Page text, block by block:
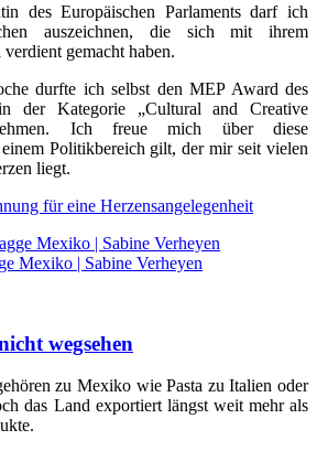
des Europäischen Parlaments darf ich
auszeichnen, die sich mit ihrem
gemacht haben.
durfte ich selbst den MEP Award des
der Kategorie „Cultural and Creative
Ich freue mich über diese
Politikbereich gilt, der mir seit vielen
liegt.
für eine Herzensangelegenheit
Mexiko | Sabine Verheyen
wegsehen
zu Mexiko wie Pasta zu Italien oder
das Land exportiert längst weit mehr als